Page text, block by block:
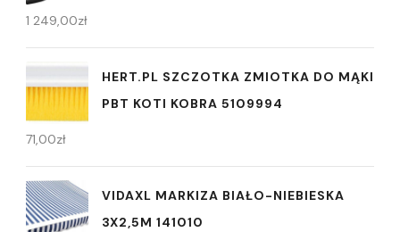
1 249,00zł
HERT.PL SZCZOTKA ZMIOTKA DO MĄKI
PBT KOTI KOBRA 5109994
71,00zł
VIDAXL MARKIZA BIAŁO-NIEBIESKA
3X2,5M 141010